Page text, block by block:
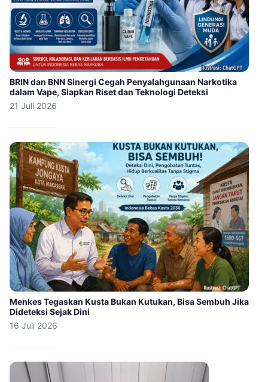
BRIN dan BNN Sinergi Cegah Penyalahgunaan Narkotika
dalam Vape, Siapkan Riset dan Teknologi Deteksi
21 Juli 2026
Menkes Tegaskan Kusta Bukan Kutukan, Bisa Sembuh Jika
Dideteksi Sejak Dini
16 Juli 2026